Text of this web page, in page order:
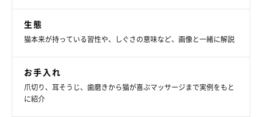
生態
猫本来が持っている習性や、しぐさの意味など、画像と一緒に解説
お手入れ
爪切り、耳そうじ、歯磨きから猫が喜ぶマッサージまで実例をもと
に紹介